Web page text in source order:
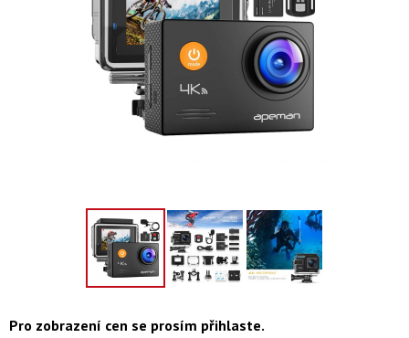
Pro zobrazení cen se prosím přihlaste.